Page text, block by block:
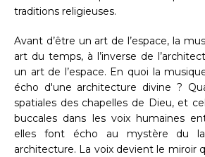
traditions religieuses.
Avant d’être un art de l’espace, la
art du temps, à l’inverse de
un art de l’espace. En quoi la
écho d'une architecture divine ?
spatiales des chapelles de Dieu, et
buccales dans les voix humaines
elles font écho au mystère du
architecture. La voix devient le miroir